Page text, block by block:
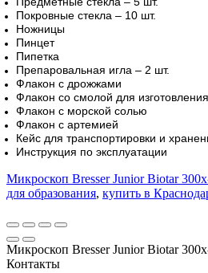
Покровные стекла – 10 шт.
Ножницы
Пинцет
Пипетка
Препаровальная игла – 2 шт.
Флакон с дрожжами
Флакон со смолой для
Флакон с морской солью
Флакон с артемией
Кейс для транспортировки и
Инструкция по эксплуатации
Микроскоп Bresser Junior Biotar
для образования, купить в
Микроскоп Bresser Junior Biotar
Контакты